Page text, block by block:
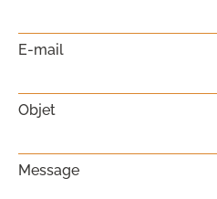
E-mail
Objet
Message